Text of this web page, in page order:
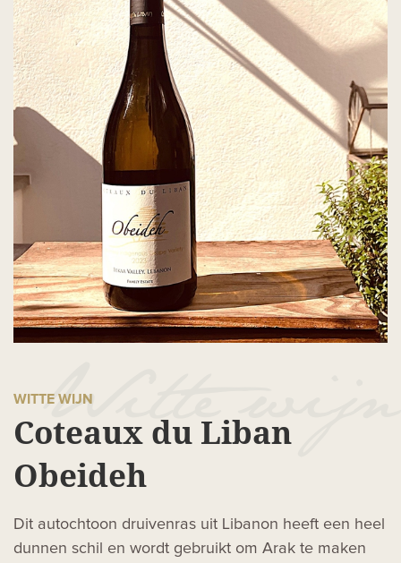
WITTE WIJN
Coteaux du Liban
Obeideh
Dit autochtoon druivenras uit Libanon heeft een heel
dunnen schil en wordt gebruikt om Arak te maken